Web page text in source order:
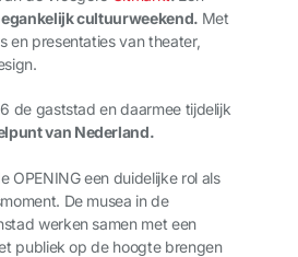
cultuurweekend. Met
en presentaties van theater,
de gaststad en daarmee tijdelijk
van Nederland.
OPENING een duidelijke rol als
De musea in de
werken samen met een
publiek op de hoogte brengen